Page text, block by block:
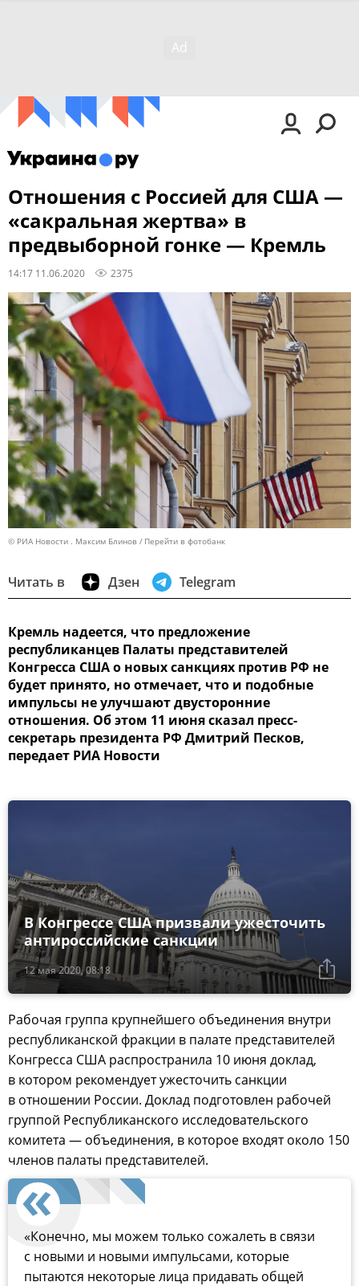
Отношения с Россией для США —
«сакральная жертва» в
предвыборной гонке — Кремль
14:17 11.06.2020 2375
© РИА Новости . Максим Блинов Перейти в фотобанк
Читать в Дзен Telegram
Кремль надеется, что предложение
республиканцев Палаты представителей
Конгресса США о новых санкциях против РФ не
будет принято, но отмечает, что и подобные
импульсы не улучшают двусторонние
отношения. Об этом 11 июня сказал пресс-
секретарь президента РФ Дмитрий Песков,
передает РИА Новости
12 мая 2020, 08:18
В Конгрессе США призвали ужесточить
антироссийские санкции
Рабочая группа крупнейшего объединения внутри
республиканской фракции в палате представителей
Конгресса США распространила 10 июня доклад,
в котором рекомендует ужесточить санкции
в отношении России. Доклад подготовлен рабочей
группой Республиканского исследовательского
комитета — объединения, в которое входят около 150
членов палаты представителей.
«Конечно, мы можем только сожалеть в связи
с новыми и новыми импульсами, которые
пытаются некоторые лица придавать общей